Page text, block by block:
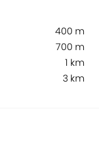
400 m
700 m
1 km
3 km